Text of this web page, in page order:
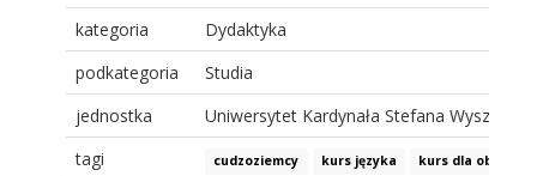
kategoria
Dydaktyka
podkategoria
Studia
jednostka
Uniwersytet Kardynała Stefana
tagi
cudzoziemcy kurs języka kurs dla